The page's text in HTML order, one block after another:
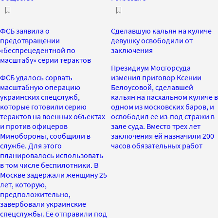
ФСБ заявила о
предотвращении
«беспрецедентной по
масштабу» серии терактов
ФСБ удалось сорвать
масштабную операцию
украинских спецслужб,
которые готовили серию
терактов на военных объектах
и против офицеров
Минобороны, сообщили в
службе. Для этого
планировалось использовать
в том числе беспилотники. В
Москве задержали женщину 25
лет, которую,
предположительно,
завербовали украинские
спецслужбы. Ее отправили под
Сделавшую кальян на куличе
девушку освободили от
заключения
Президиум Мосгорсуда
изменил приговор Ксении
Белоусовой, сделавшей
кальян на пасхальном куличе в
одном из московских баров, и
освободил ее из-под стражи в
зале суда. Вместо трех лет
заключения ей назначили 200
часов обязательных работ